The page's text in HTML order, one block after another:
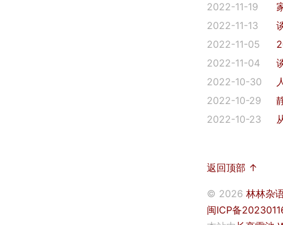
2022-11-19
2022-11-13
2022-11-05
2022-11-04
2022-10-30
2022-10-29
2022-10-23
返回顶部 ↑
© 2026 林林杂
闽ICP备